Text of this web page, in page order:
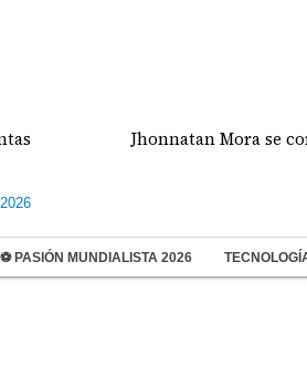
Jhonnatan Mora se corona
⚽ PASIÓN MUNDIALISTA 2026